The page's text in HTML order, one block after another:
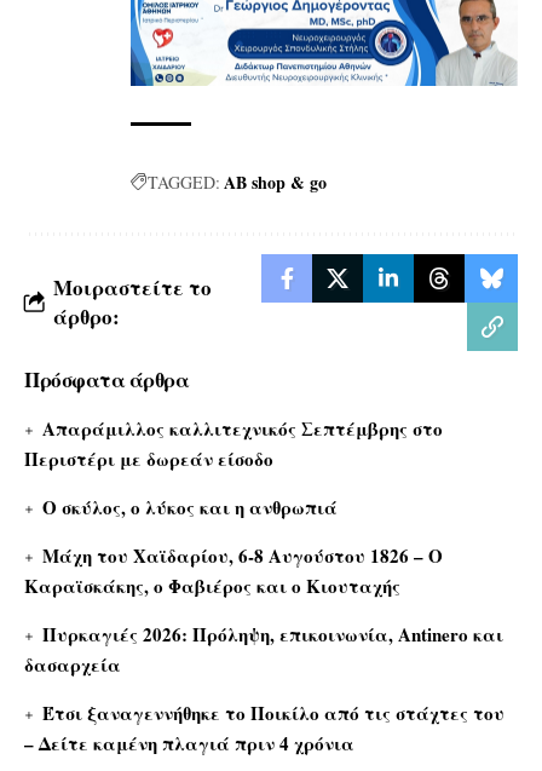
TAGGED: ΑΒ shop & go
Μοιραστείτε το
άρθρο:
Πρόσφατα άρθρα
Απαράμιλλος καλλιτεχνικός Σεπτέμβρης στο
Περιστέρι με δωρεάν είσοδο
Ο σκύλος, ο λύκος και η ανθρωπιά
Μάχη του Χαϊδαρίου, 6-8 Αυγούστου 1826 – Ο
Καραϊσκάκης, ο Φαβιέρος και ο Κιουταχής
Πυρκαγιές 2026: Πρόληψη, επικοινωνία, Antinero και
δασαρχεία
Έτσι ξαναγεννήθηκε το Ποικίλο από τις στάχτες του
– Δείτε καμένη πλαγιά πριν 4 χρόνια